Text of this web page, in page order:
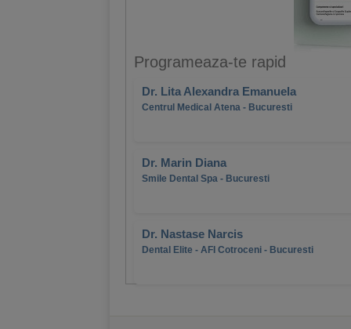
Programeaza-te rapid
Dr. Lita Alexandra Emanuela
Centrul Medical Atena - Bucuresti
Dr. Marin Diana
Smile Dental Spa - Bucuresti
Dr. Nastase Narcis
Dental Elite - AFI Cotroceni - Bucuresti